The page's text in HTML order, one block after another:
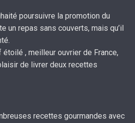
poursuivre la promotion du
un repas sans couverts, mais qu’il
, meilleur ouvrier de France,
de livrer deux recettes
recettes gourmandes avec